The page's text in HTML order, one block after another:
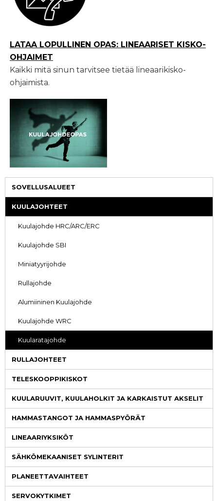
SOVELLUSALUEET
KUULAJOHTEET
Kuulajohde HRC/ARC/ERC
Kuulajohde SBI
Miniatyyrijohde
Rullajohde
Alumiininen Kuulajohde
Kuulajohde WRC
Kuularatajohde
RULLAJOHTEET
TELESKOOPPIKISKOT
KUULARUUVIT, KUULAHOLKIT JA KARKAISTUT AKSELIT
HAMMASTANGOT JA HAMMASPYÖRÄT
LINEAARIYKSIKÖT
SÄHKÖMEKAANISET SYLINTERIT
PLANEETTAVAIHTEET
SERVOKYTKIMET
LATAA LOPULLINEN OPAS: LINEAARISET KISKO-
OHJAIMET
Kaikki mitä sinun tarvitsee tietää lineaarikisko-
ohjaimista.